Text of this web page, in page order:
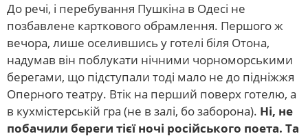
До речі, і перебування Пушкіна в Одесі не
позбавлене карткового обрамлення. Першого ж
вечора, лише оселившись у готелі біля Отона,
надумав він поблукати нічними чорноморськими
берегами, що підступали тоді мало не до підніжжя
Оперного театру. Втік на перший поверх готелю, а
в кухмістерській гра (не в залі, бо заборона). Ні, не
побачили береги тієї ночі російського поета. Та